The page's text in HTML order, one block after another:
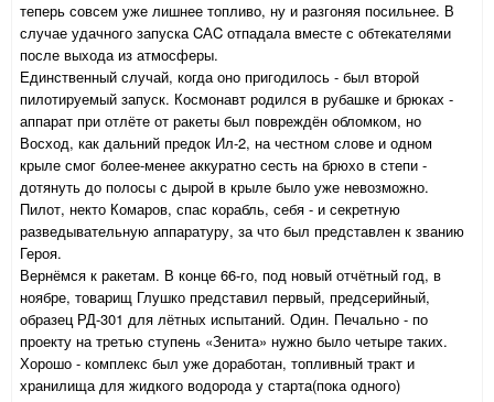
теперь совсем уже лишнее топливо, ну и разгоняя посильнее. В
случае удачного запуска CАC отпадала вместе с обтекателями
после выхода из атмосферы.
Единственный случай, когда оно пригодилось - был второй
пилотируемый запуск. Космонавт родился в рубашке и брюках -
аппарат при отлёте от ракеты был повреждён обломком, но
Восход, как дальний предок Ил-2, на честном слове и одном
крыле смог более-менее аккуратно сесть на брюхо в степи -
дотянуть до полосы с дырой в крыле было уже невозможно.
Пилот, некто Комаров, спас корабль, себя - и секретную
разведывательную аппаратуру, за что был представлен к званию
Героя.
Вернёмся к ракетам. В конце 66-го, под новый отчётный год, в
ноябре, товарищ Глушко представил первый, предсерийный,
образец РД-301 для лётных испытаний. Один. Печально - по
проекту на третью ступень «Зенита» нужно было четыре таких.
Хорошо - комплекс был уже доработан, топливный тракт и
хранилища для жидкого водорода у старта(пока одного)